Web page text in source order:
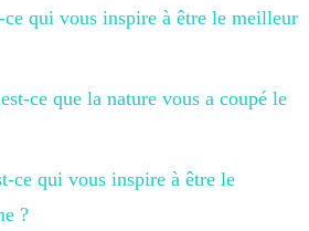
ce qui vous inspire à être le meilleur
ce que la nature vous a coupé le
ce qui vous inspire à être le
?